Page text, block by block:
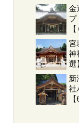
金
プ
宮
神
選
新
社